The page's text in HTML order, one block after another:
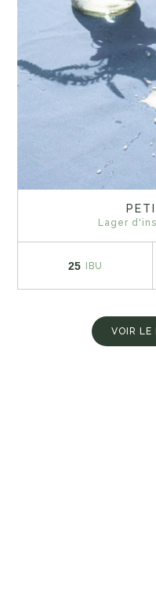
Lager
25 IBU
VOIR LE